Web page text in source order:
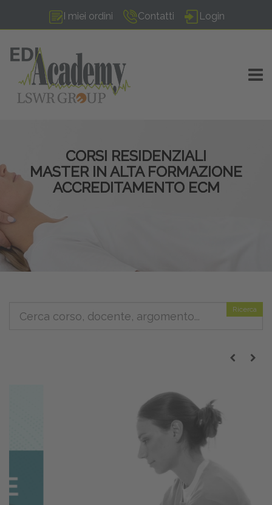
I miei ordini Contatti Login
CORSI RESIDENZIALI
MASTER IN ALTA FORMAZIONE
ACCREDITAMENTO ECM
Ricerca